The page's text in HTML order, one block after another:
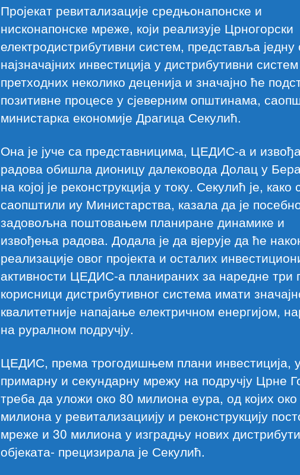
Пројекат ревитализације средњонапонске и
нисконапонске мреже, који реализује Црногорски
електродистрибутивни систем, представља једну
најзначајних инвестиција у дистрибутивни
претходних неколико деценија и значајно ће
позитивне процесе у сјеверним општинама,
министарка економије Драгица Секулић.
Она је јуче са представницима, ЦЕДИС-а и
радова обишла дионицу далековода Долац у
на којој је реконструкција у току. Секулић је, како
саопштили иу Министарства, казала да је
задовољна поштовањем планиране динамике и
извођења радова. Додала је да вјерује да ће
реализације овог пројекта и осталих
активности ЦЕДИС-а планираних за наредне три
корисници дистрибутивног система имати
квалитетније напајање електричном енергијом,
на руралном подручју.
ЦЕДИС, према трогодишњем плани инвестиција,
примарну и секундарну мрежу на подручју Црне
треба да уложи око 80 милиона еура, од којих
милиона у ревитализациију и реконструкцију
мреже и 30 милиона у изградњу нових
објеката- прецизирала је Секулић.